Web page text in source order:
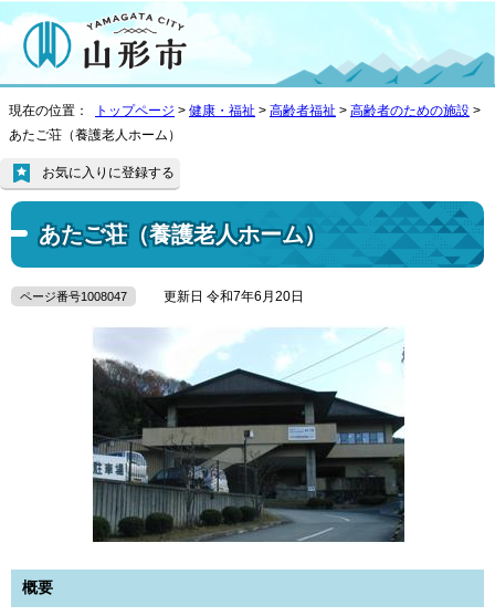
現在の位置： トップページ > 健康・福祉 > 高齢者福祉 > 高齢者のための施設 >
あたご荘（養護老人ホーム）
あたご荘（養護老人ホーム）
お気に入りに登録する
ページ番号1008047 更新日 令和7年6月20日
概要